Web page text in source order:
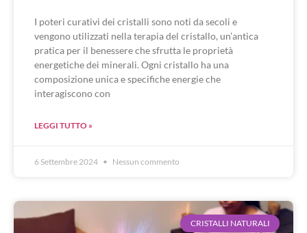
I poteri curativi dei cristalli sono noti da secoli e
vengono utilizzati nella terapia del cristallo, un’antica
pratica per il benessere che sfrutta le proprietà
energetiche dei minerali. Ogni cristallo ha una
composizione unica e specifiche energie che
interagiscono con
LEGGI TUTTO »
6 Settembre 2024 Nessun commento
CRISTALLI NATURALI